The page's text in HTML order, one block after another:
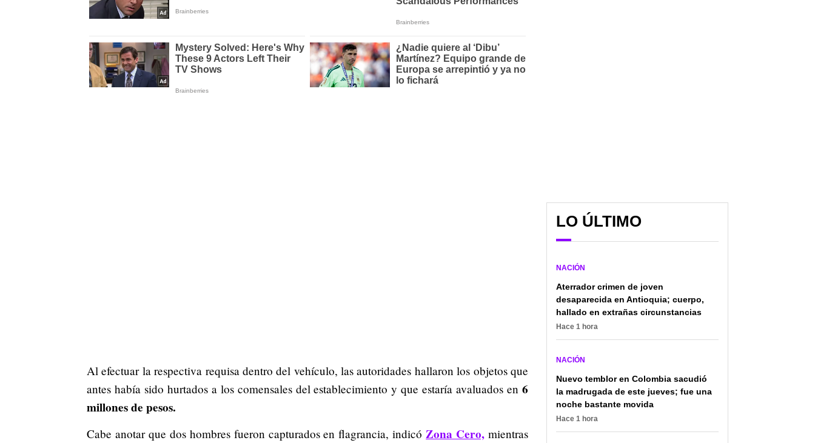
Al efectuar la respectiva requisa dentro del vehículo, las autoridades hallaron los objetos que
antes había sido hurtados a los comensales del establecimiento y que estaría avaluados en 6
millones de pesos.
Cabe anotar que dos hombres fueron capturados en flagrancia, indicó Zona Cero, mientras
LO ÚLTIMO
NACIÓN
Aterrador crimen de joven
desaparecida en Antioquia; cuerpo,
hallado en extrañas circunstancias
Hace 1 hora
NACIÓN
Nuevo temblor en Colombia sacudió
la madrugada de este jueves; fue una
noche bastante movida
Hace 1 hora